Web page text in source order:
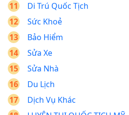
Di Trú Quốc Tịch
Sức Khoẻ
Bảo Hiểm
Sửa Xe
Sửa Nhà
Du Lịch
Dịch Vụ Khác